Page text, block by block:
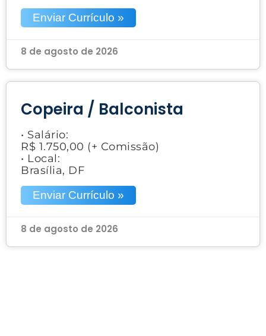
Enviar Currículo »
8 de agosto de 2026
Copeira / Balconista
• Salário:
R$ 1.750,00 (+ Comissão)
• Local:
Brasília, DF
Enviar Currículo »
8 de agosto de 2026